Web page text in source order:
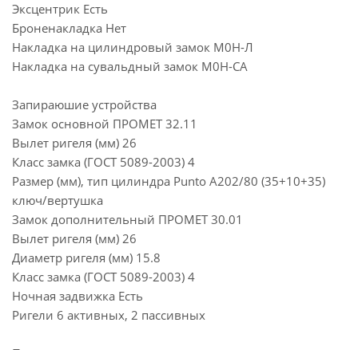
Эксцентрик Есть
Броненакладка Нет
Накладка на цилиндровый замок М0Н-Л
Накладка на сувальдный замок М0Н-СА
Запираюшие устройства
Замок основной ПРОМЕТ 32.11
Вылет ригеля (мм) 26
Класс замка (ГОСТ 5089-2003) 4
Размер (мм), тип цилиндра Punto A202/80 (35+10+35)
ключ/вертушка
Замок дополнительный ПРОМЕТ 30.01
Вылет ригеля (мм) 26
Диаметр ригеля (мм) 15.8
Класс замка (ГОСТ 5089-2003) 4
Ночная задвижка Есть
Ригели 6 активных, 2 пассивных